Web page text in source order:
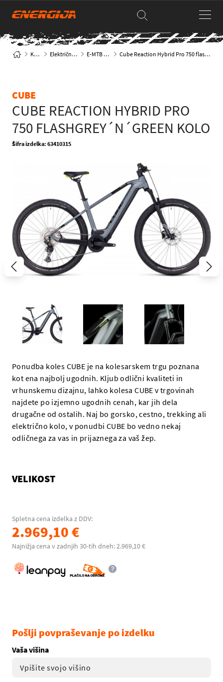
Kolesa Električna kolesa E-MTB hardtail Cube Reaction Hybrid Pro 750 flashgrey´n´green kolo
CUBE
CUBE REACTION HYBRID PRO
750 FLASHGREY´N´GREEN KOLO
Šifra izdelka: 63410315
Ponudba koles CUBE je na kolesarskem trgu poznana
kot ena najbolj ugodnih. Kljub odlični kvaliteti in
vrhunskemu dizajnu, lahko kolesa CUBE v trgovinah
najdete po izjemno ugodnih cenah, kar jih dela
drugačne od ostalih. Naj bo gorsko, cestno, trekking ali
električno kolo, v ponudbi CUBE bo vedno nekaj
odličnega za vas in prijaznega za vaš žep.
VELIKOST
Spletna cena izdelka z DDV:
2.969,10 €
Najnižja cena v zadnjih 30-tih dneh: 2.969,10 €
Pošlji povpraševanje po izdelku
Vaša višina